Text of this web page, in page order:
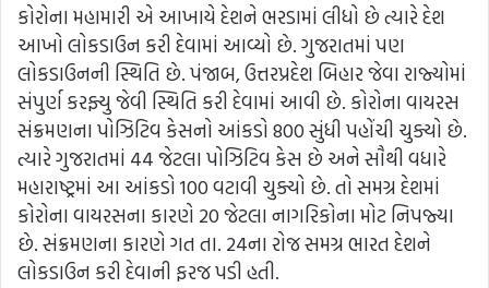
કોરોના મહામારી એ આખાયે દેશને ભરડામાં લીધો છે ત્યારે દેશ
આખો લોકડાઉન કરી દેવામાં આવ્યો છે. ગુજરાતમાં પણ
લોકડાઉનની સ્થિતિ છે. પંજાબ, ઉત્તરપ્રદેશ બિહાર જેવા રાજ્યોમાં
સંપુર્ણ કરફ્યુ જેવી સ્થિતિ કરી દેવામાં આવી છે. કોરોના વાયરસ
સંક્રમણના પોઝિટિવ કેસનો આંકડો 800 સુંધી પહોંચી ચુક્યો છે.
ત્યારે ગુજરાતમાં 44 જેટલા પોઝિટિવ કેસ છે અને સૌથી વધારે
મહારાષ્ટ્રમાં આ આંકડો 100 વટાવી ચુક્યો છે. તો સમગ્ર દેશમાં
કોરોના વાયરસના કારણે 20 જેટલા નાગરિકોના મોટ નિપજ્યા
છે. સંક્રમણના કારણે ગત તા. 24ના રોજ સમગ્ર ભારત દેશને
લોકડાઉન કરી દેવાની ફરજ પડી હતી.